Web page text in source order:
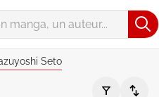
Seto
Date de parution - Catalogue